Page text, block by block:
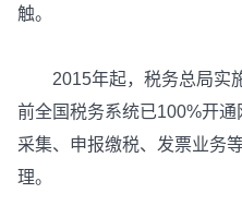
触。
2015年起，税务总局实施
前全国税务系统已100%开
采集、申报缴税、发票业务
理。